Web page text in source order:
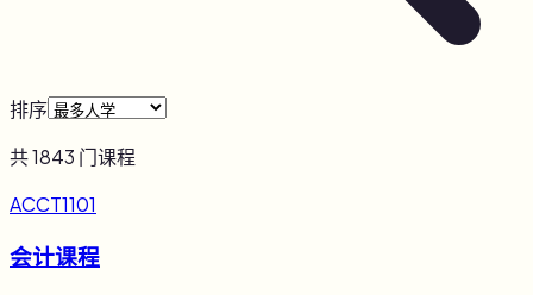
排序
共1843 门课程
ACCT1101
会计课程